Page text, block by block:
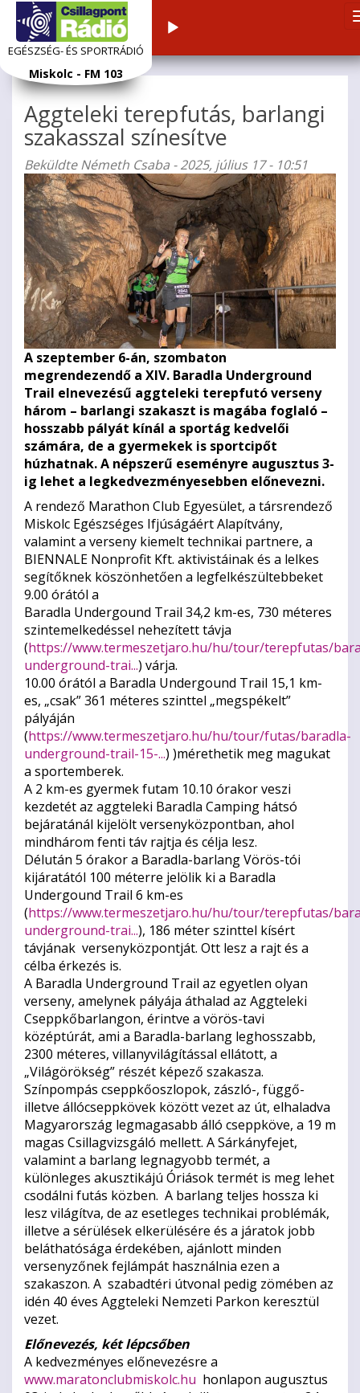
Ugrás
a
tartalomra
EGÉSZSÉG- ÉS SPORTRÁDIÓ
Miskolc - FM 103
Audiolejátszó
Aggteleki terepfutás, barlangi
szakasszal színesítve
BeküldteNémeth Csaba - 2025, július 17 - 10:51
A szeptember 6-án, szombaton
megrendezendő a XIV. Baradla Underground
Trail elnevezésű aggteleki terepfutó verseny
három – barlangi szakaszt is magába foglaló –
hosszabb pályát kínál a sportág kedvelői
számára, de a gyermekek is sportcipőt
húzhatnak. A népszerű eseményre augusztus 3-
ig lehet a legkedvezményesebben előnevezni.
A rendező Marathon Club Egyesület, a társrendező
Miskolc Egészséges Ifjúságáért Alapítvány,
valamint a verseny kiemelt technikai partnere, a
BIENNALE Nonprofit Kft. aktivistáinak és a lelkes
segítőknek köszönhetően a legfelkészültebbeket
9.00 órától a
Baradla Undergound Trail 34,2 km-es, 730 méteres
szintemelkedéssel nehezített távja
(https://www.termeszetjaro.hu/hu/tour/terepfutas/
underground-trai...) várja.
10.00 órától a Baradla Undergound Trail 15,1 km-
es, „csak” 361 méteres szinttel „megspékelt”
pályáján
(https://www.termeszetjaro.hu/hu/tour/futas/baradla-
underground-trail-15-...) )mérethetik meg magukat
a sportemberek.
A 2 km-es gyermek futam 10.10 órakor veszi
kezdetét az aggteleki Baradla Camping hátsó
bejáratánál kijelölt versenyközpontban, ahol
mindhárom fenti táv rajtja és célja lesz.
Délután 5 órakor a Baradla-barlang Vörös-tói
kijáratától 100 méterre jelölik ki a Baradla
Undergound Trail 6 km-es
(https://www.termeszetjaro.hu/hu/tour/terepfutas/
underground-trai...), 186 méter szinttel kísért
távjának versenyközpontját. Ott lesz a rajt és a
célba érkezés is.
A Baradla Underground Trail az egyetlen olyan
verseny, amelynek pályája áthalad az Aggteleki
Cseppkőbarlangon, érintve a vörös-tavi
középtúrát, ami a Baradla-barlang leghosszabb,
2300 méteres, villanyvilágítással ellátott, a
„Világörökség” részét képező szakasza.
Színpompás cseppkőoszlopok, zászló-, függő-
illetve állócseppkövek között vezet az út, elhaladva
Magyarország legmagasabb álló cseppköve, a 19 m
magas Csillagvizsgáló mellett. A Sárkányfejet,
valamint a barlang legnagyobb termét, a
különleges akusztikájú Óriások termét is meg lehet
csodálni futás közben. A barlang teljes hossza ki
lesz világítva, de az esetleges technikai problémák,
illetve a sérülések elkerülésére és a járatok jobb
beláthatósága érdekében, ajánlott minden
versenyzőnek fejlámpát használnia ezen a
szakaszon. A szabadtéri útvonal pedig zömében az
idén 40 éves Aggteleki Nemzeti Parkon keresztül
vezet.
Előnevezés, két lépcsőben
A kedvezményes előnevezésre a
www.maratonclubmiskolc.hu honlapon augusztus